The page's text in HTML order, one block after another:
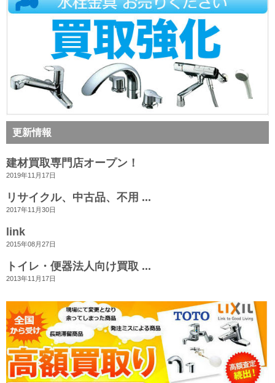
更新情報
建材買取専門店オープン！
2019年11月17日
リサイクル、中古品、不用 ...
2017年11月30日
link
2015年08月27日
トイレ・便器法人向け買取 ...
2013年11月17日